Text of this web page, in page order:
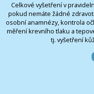
Celkové vyšetření v
pokud nemáte žádné
osobní anamnézy, kontrola
měření krevního tlaku a
tj. vyšetření